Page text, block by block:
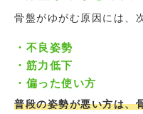
骨盤がゆがむ原因には、
・不良姿勢
・筋力低下
・偏った使い方
普段の姿勢が悪い方は、